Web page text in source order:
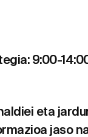
9:00-
eta
jaso